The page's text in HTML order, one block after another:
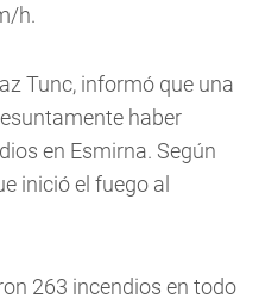
h.
Tunc, informó que una
haber
en Esmirna. Según
inició el fuego al
263 incendios en todo